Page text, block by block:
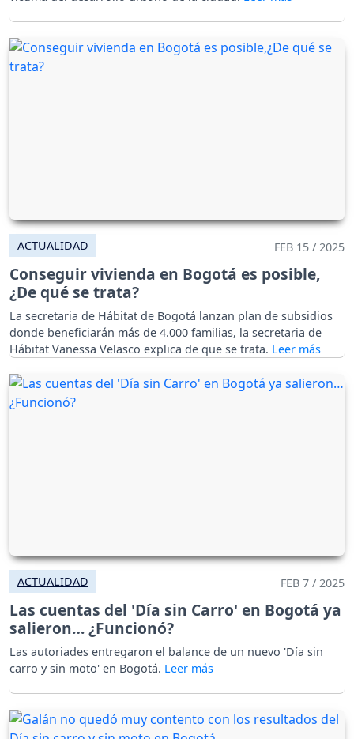
ACTUALIDAD FEB 15 / 2025
Conseguir vivienda en Bogotá es posible,
¿De qué se trata?
La secretaria de Hábitat de Bogotá lanzan plan de subsidios
donde beneficiarán más de 4.000 familias, la secretaria de
Hábitat Vanessa Velasco explica de que se trata.
ACTUALIDAD FEB 7 / 2025
Las cuentas del 'Día sin Carro' en Bogotá ya
salieron… ¿Funcionó?
Las autoriades entregaron el balance de un nuevo 'Día sin
carro y sin moto' en Bogotá.